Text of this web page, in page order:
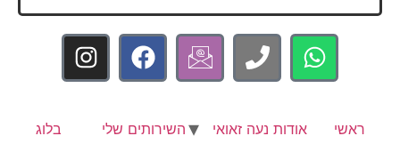
ראשי אודות נעה זאואי השירותים שלי
בלוג